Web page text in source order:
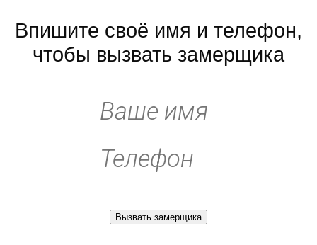
Впишите своё имя и телефон,
чтобы вызвать замерщика